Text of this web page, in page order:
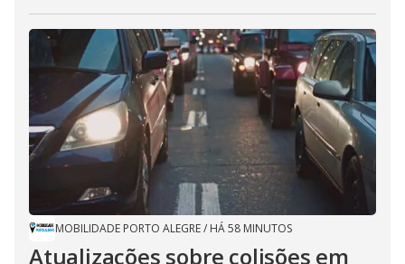
MOBILIDADE PORTO ALEGRE/ HÁ 58 MINUTOS
Atualizações sobre colisões em